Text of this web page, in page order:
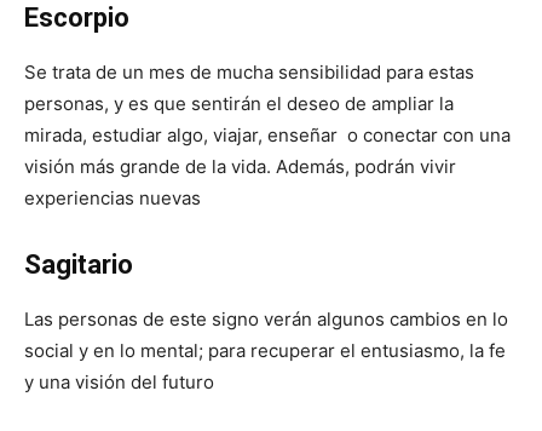
Escorpio
Se trata de un mes de mucha sensibilidad para estas
personas, y es que sentirán el deseo de ampliar la
mirada, estudiar algo, viajar, enseñar o conectar con una
visión más grande de la vida. Además, podrán vivir
experiencias nuevas
Sagitario
Las personas de este signo verán algunos cambios en lo
social y en lo mental; para recuperar el entusiasmo, la fe
y una visión del futuro